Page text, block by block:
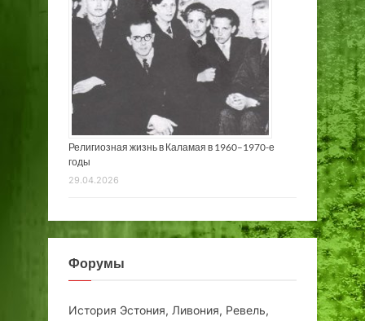
Религиозная жизнь в Каламая в 1960–1970-е
годы
29.04.2026
Форумы
История Эстония, Ливония, Ревель,